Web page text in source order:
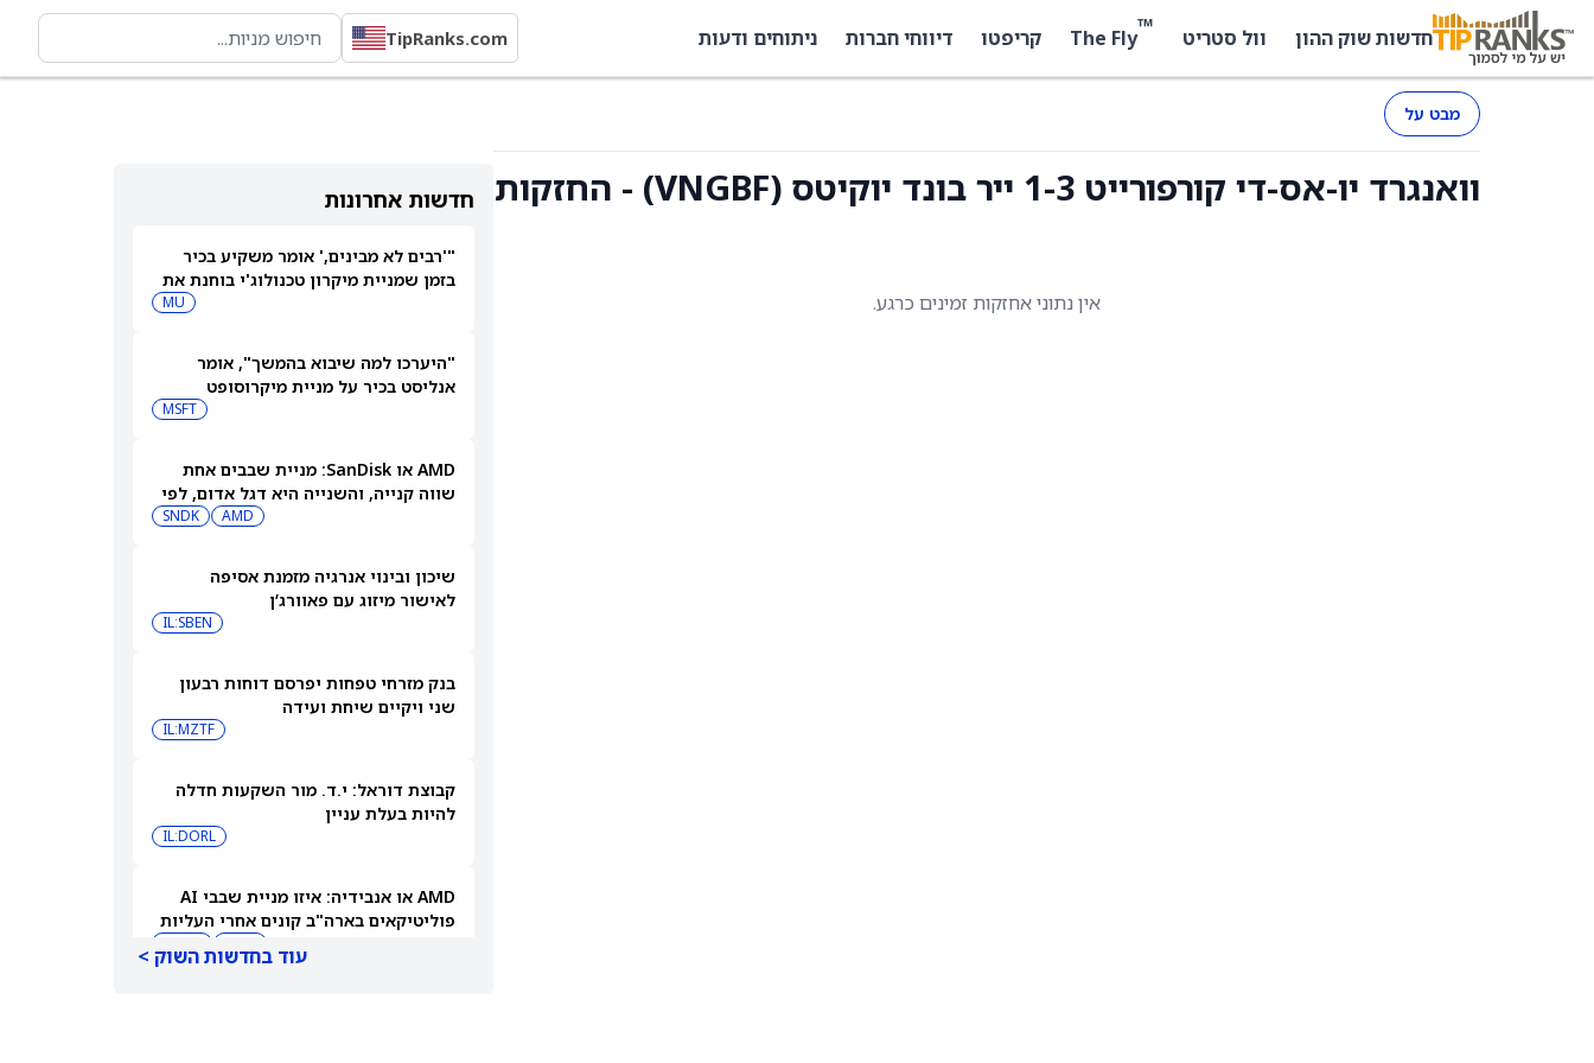
חדשות שוק ההון וול סטריט ™
The Fly קריפטו דיווחי חברות ניתוחים ודעות TipRanks.com
מבט על
וואנגרד יו-אס-די קורפורייט 1-3 ייר בונד יוקיטס (VNGBF) - החזקות
אין נתוני אחזקות זמינים כרגע.
חדשות אחרונות
"'רבים לא מבינים,' אומר משקיע בכיר
בזמן שמניית מיקרון טכנולוג'י בוחנת את
MU
"היערכו למה שיבוא בהמשך", אומר
אנליסט בכיר על מניית מיקרוסופט
MSFT
AMD או SanDisk: מניית שבבים אחת
שווה קנייה, והשנייה היא דגל אדום, לפי
AMD
SNDK
שיכון ובינוי אנרגיה מזמנת אסיפה
לאישור מיזוג עם פאוורג’ן
IL:SBEN
בנק מזרחי טפחות יפרסם דוחות רבעון
שני ויקיים שיחת ועידה
IL:MZTF
קבוצת דוראל: י.ד. מור השקעות חדלה
להיות בעלת עניין
IL:DORL
AMD או אנבידיה: איזו מניית שבבי AI
פוליטיקאים בארה"ב קונים אחרי העליות
עוד בחדשות השוק >